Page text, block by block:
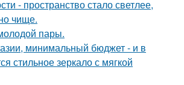
- пространство стало светлее,
чище.
пары.
минимальный бюджет - и в
стильное зеркало с мягкой